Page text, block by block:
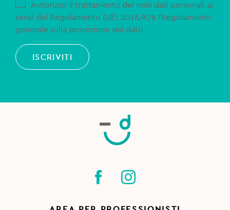
Autorizzo il trattamento dei miei dati personali ai
sensi del Regolamento (UE) 2016/679 (Regolamento
generale sulla protezione dei dati).
ISCRIVITI